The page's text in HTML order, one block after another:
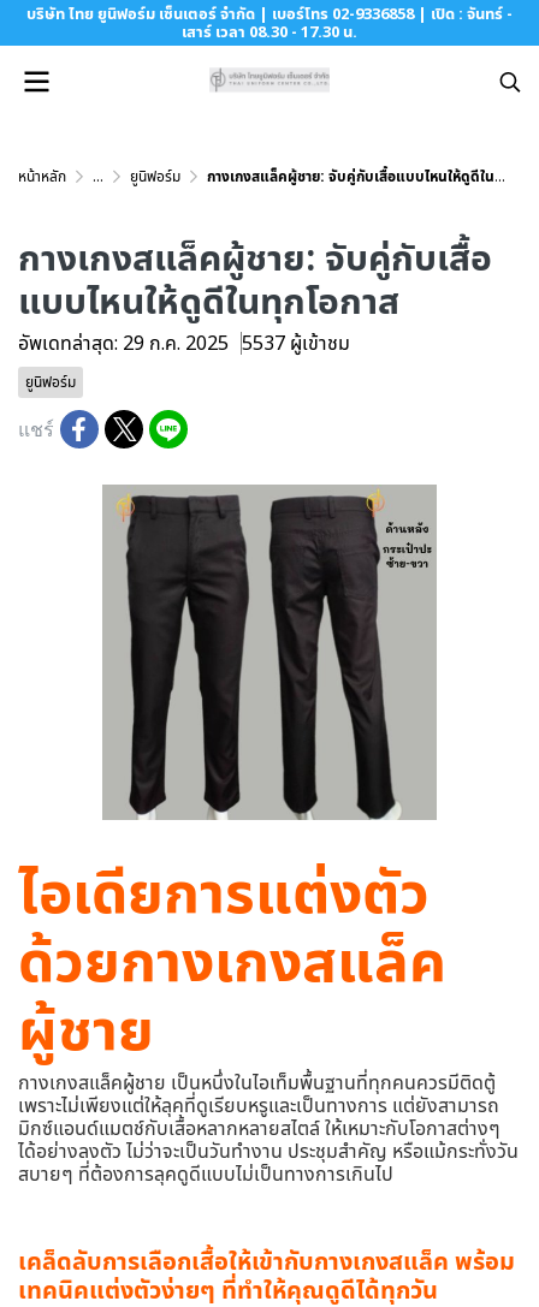
บริษัท ไทย ยูนิฟอร์ม เซ็นเตอร์ จำกัด | เบอร์โทร 02-9336858 | เปิด : จันทร์ -
เสาร์ เวลา 08.30 - 17.30 น.
หน้าหลัก ... ยูนิฟอร์ม กางเกงสแล็คผู้ชาย: จับคู่กับเสื้อแบบไหนให้ดูดีในทุกโอกาส
กางเกงสแล็คผู้ชาย: จับคู่กับเสื้อ
แบบไหนให้ดูดีในทุกโอกาส
อัพเดทล่าสุด: 29 ก.ค. 2025 5537 ผู้เข้าชม
ยูนิฟอร์ม
แชร์
ไอเดียการแต่งตัว
ด้วยกางเกงสแล็ค
ผู้ชาย
กางเกงสแล็คผู้ชาย เป็นหนึ่งในไอเท็มพื้นฐานที่ทุกคนควรมีติดตู้
เพราะไม่เพียงแต่ให้ลุคที่ดูเรียบหรูและเป็นทางการ แต่ยังสามารถ
มิกซ์แอนด์แมตช์กับเสื้อหลากหลายสไตล์ ให้เหมาะกับโอกาสต่างๆ
ได้อย่างลงตัว ไม่ว่าจะเป็นวันทำงาน ประชุมสำคัญ หรือแม้กระทั่งวัน
สบายๆ ที่ต้องการลุคดูดีแบบไม่เป็นทางการเกินไป
เคล็ดลับการเลือกเสื้อให้เข้ากับกางเกงสแล็ค พร้อม
เทคนิคแต่งตัวง่ายๆ ที่ทำให้คุณดูดีได้ทุกวัน